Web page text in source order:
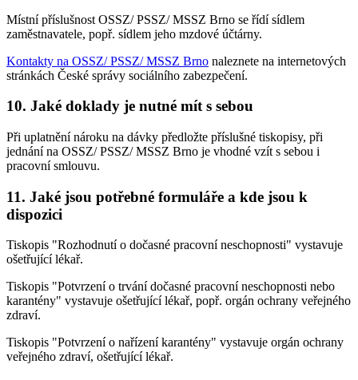
Místní příslušnost OSSZ/ PSSZ/ MSSZ Brno se řídí sídlem
zaměstnavatele, popř. sídlem jeho mzdové účtárny.
Kontakty na OSSZ/ PSSZ/ MSSZ Brno naleznete na internetových
stránkách České správy sociálního zabezpečení.
10. Jaké doklady je nutné mít s sebou
Při uplatnění nároku na dávky předložte příslušné tiskopisy, při
jednání na OSSZ/ PSSZ/ MSSZ Brno je vhodné vzít s sebou i
pracovní smlouvu.
11. Jaké jsou potřebné formuláře a kde jsou k
dispozici
Tiskopis "Rozhodnutí o dočasné pracovní neschopnosti" vystavuje
ošetřující lékař.
Tiskopis "Potvrzení o trvání dočasné pracovní neschopnosti nebo
karantény" vystavuje ošetřující lékař, popř. orgán ochrany veřejného
zdraví.
Tiskopis "Potvrzení o nařízení karantény" vystavuje orgán ochrany
veřejného zdraví, ošetřující lékař.